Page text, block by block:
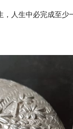
人生中必完成至